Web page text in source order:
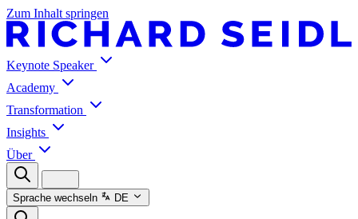
Zum Inhalt springen
Keynote Speaker
Academy
Transformation
Insights
Über
Sprache wechseln DE